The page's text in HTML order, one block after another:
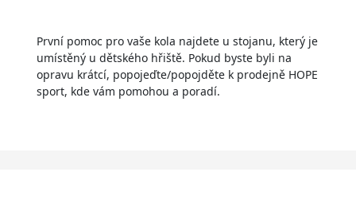
První pomoc pro vaše kola najdete u stojanu, který je
umístěný u dětského hřiště. Pokud byste byli na
opravu krátcí, popojeďte/popojděte k prodejně HOPE
sport, kde vám pomohou a poradí.